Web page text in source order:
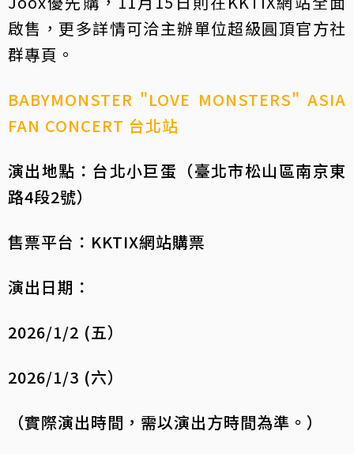
啟售，更多詳情可洽主辦單位超級圓頂官方社
群專頁。
BABYMONSTER "LOVE MONSTERS" ASIA
FAN CONCERT 台北站
演出地點：台北小巨蛋（臺北市松山區南京東
路4段2號）
售票平台：KKTIX網站購票
演出日期：
2026/1/2 (五）
2026/1/3 (六）
（實際演出時間，需以演出方時間為準。）